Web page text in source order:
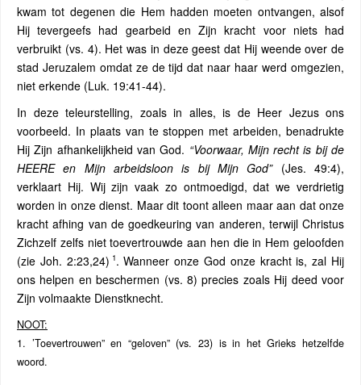
kwam tot degenen die Hem hadden moeten ontvangen, alsof
Hij tevergeefs had gearbeid en Zijn kracht voor niets had
verbruikt (vs. 4). Het was in deze geest dat Hij weende over de
stad Jeruzalem omdat ze de tijd dat naar haar werd omgezien,
niet erkende (Luk. 19:41-44).
In deze teleurstelling, zoals in alles, is de Heer Jezus ons
voorbeeld. In plaats van te stoppen met arbeiden, benadrukte
Hij Zijn afhankelijkheid van God. “Voorwaar, Mijn recht is bij de
HEERE en Mijn arbeidsloon is bij Mijn God” (Jes. 49:4),
verklaart Hij. Wij zijn vaak zo ontmoedigd, dat we verdrietig
worden in onze dienst. Maar dit toont alleen maar aan dat onze
kracht afhing van de goedkeuring van anderen, terwijl Christus
Zichzelf zelfs niet toevertrouwde aan hen die in Hem geloofden
(zie Joh. 2:23,24) 1. Wanneer onze God onze kracht is, zal Hij
ons helpen en beschermen (vs. 8) precies zoals Hij deed voor
Zijn volmaakte Dienstknecht.
NOOT:
1. ’Toevertrouwen” en “geloven” (vs. 23) is in het Grieks hetzelfde
woord.